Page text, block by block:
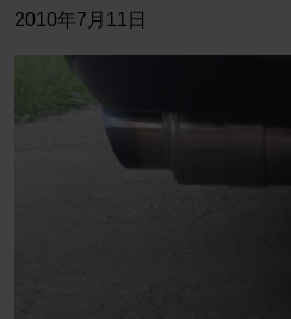
2010年7月11日